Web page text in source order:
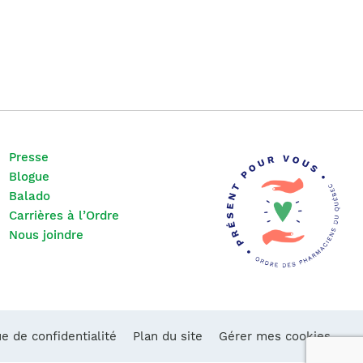
Presse
Blogue
Balado
Carrières à l’Ordre
Nous joindre
de confidentialité Plan du site Gérer mes cookies